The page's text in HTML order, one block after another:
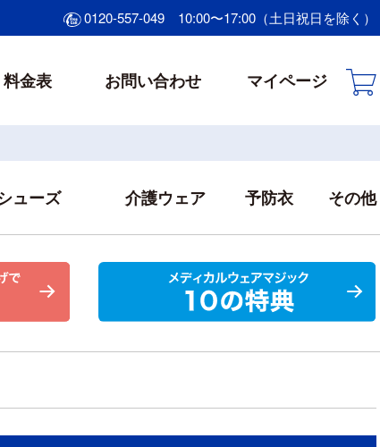
0120-557-049 10:00〜17:00（土日祝日を除く）
料金表 お問い合わせ マイページ
ューズ 介護ウェア 予防衣 その他